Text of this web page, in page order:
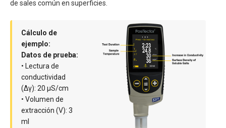
de sales común en superficies.
Cálculo de
ejemplo:
Datos de prueba:
• Lectura de
conductividad
(Δγ): 20 μS/cm
• Volumen de
extracción (V): 3
ml